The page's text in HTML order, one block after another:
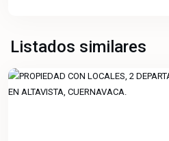
Listados similares
Altavista
Cuernavaca